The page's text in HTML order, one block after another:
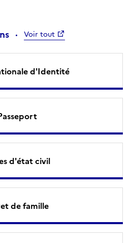
Voir tout
d'Identité
d'état civil
de famille